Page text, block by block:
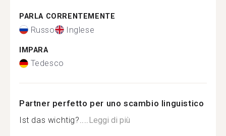
PARLA CORRENTEMENTE
Russo Inglese
IMPARA
Tedesco
Partner perfetto per uno scambio linguistico
Ist das wichtig?....Leggi di più